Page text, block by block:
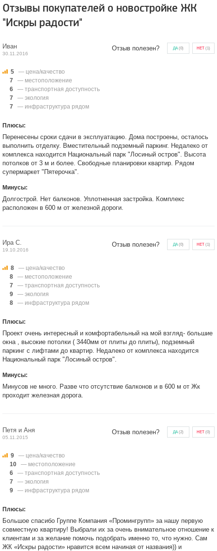
Отзывы покупателей о новостройке ЖК
"Искры радости"
Иван
30.11.2016
Отзыв полезен? ДА(0) НЕТ (1)
5
— цена/качество
7
— местоположение
6
— транспортная доступность
7
— экология
7
— инфраструктура рядом
Плюсы:
Перенесены сроки сдачи в эксплуатацию. Дома построены, осталось
выполнить отделку. Вместительный подземный паркинг. Недалеко от
комплекса находится Национальный парк "Лосиный остров". Высота
потолков от 3 м и более. Свободные планировки квартир. Рядом
супермаркет "Пятерочка".
Минусы:
Долгострой. Нет балконов. Уплотненная застройка. Комплекс
расположен в 600 м от железной дороги.
Ира С.
19.10.2016
Отзыв полезен? ДА(0) НЕТ (1)
8
— цена/качество
8
— местоположение
7
— транспортная доступность
9
— экология
8
— инфраструктура рядом
Плюсы:
Проект очень интересный и комфортабельный на мой взгляд- большие
окна , высокие потолки ( 3440мм от плиты до плиты), подземный
паркинг с лифтами до квартир. Недалеко от комплекса находится
Национальный парк "Лосиный остров".
Минусы:
Минусов не много. Разве что отсутствие балконов и в 600 м от Жк
проходит железная дорога.
Петя и Аня
05.11.2015
Отзыв полезен? ДА(2) НЕТ (0)
9
— цена/качество
10
— местоположение
6
— транспортная доступность
7
— экология
9
— инфраструктура рядом
Плюсы:
Большое спасибо Группе Компания «Промингрупп» за нашу первую
совместную квартиру! Выбрали их за очень внимательное отношение к
клиентам и за желание помочь подобрать именно то, что нужно. Сам
ЖК «Искры радости» нравится всем начиная от названия)) и